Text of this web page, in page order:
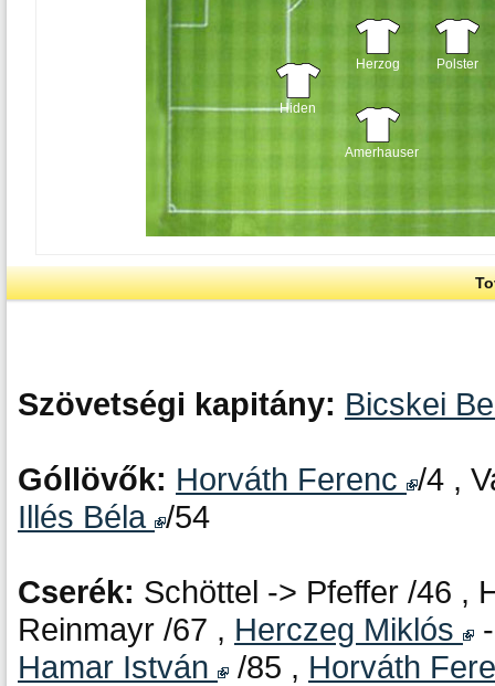
Hiden
Herzog
Amerhauser
Polster
Szövetségi kapitány: Bicskei
Góllövők: Horváth Ferenc /4 ,
Illés Béla /54
Cserék: Schöttel -> Pfeffer /46 ,
Reinmayr /67 , Herczeg Miklós
Hamar István
/85 , Horváth